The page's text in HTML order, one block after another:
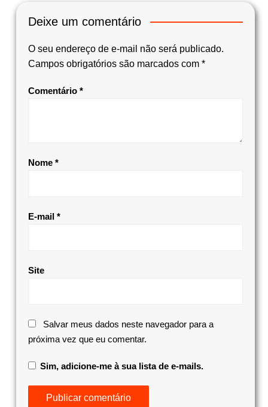
Deixe um comentário
O seu endereço de e-mail não será publicado.
Campos obrigatórios são marcados com *
Comentário *
Nome *
E-mail *
Site
Salvar meus dados neste navegador para a
próxima vez que eu comentar.
Sim, adicione-me à sua lista de e-mails.